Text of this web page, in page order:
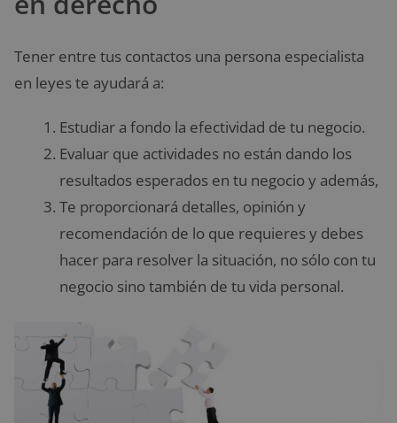
Tener entre tus contactos una persona especialista
en leyes te ayudará a:
Estudiar a fondo la efectividad de tu negocio.
Evaluar que actividades no están dando los
resultados esperados en tu negocio y además,
Te proporcionará detalles, opinión y
recomendación de lo que requieres y debes
hacer para resolver la situación, no sólo con tu
negocio sino también de tu vida personal.